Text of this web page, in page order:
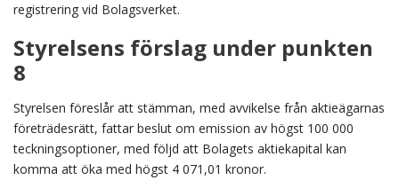
registrering vid Bolagsverket.
Styrelsens förslag under punkten
8
Styrelsen föreslår att stämman, med avvikelse från aktieägarnas
företrädesrätt, fattar beslut om emission av högst 100 000
teckningsoptioner, med följd att Bolagets aktiekapital kan
komma att öka med högst 4 071,01 kronor.